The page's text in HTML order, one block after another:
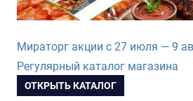
Мираторг акции с 27 июля — 9
Регулярный каталог магазина
ОТКРЫТЬ КАТАЛОГ